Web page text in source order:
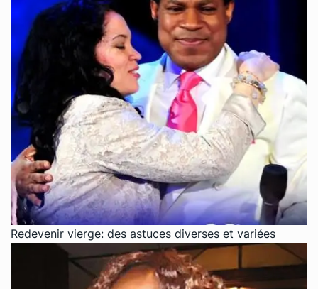
Redevenir vierge: des astuces diverses et variées